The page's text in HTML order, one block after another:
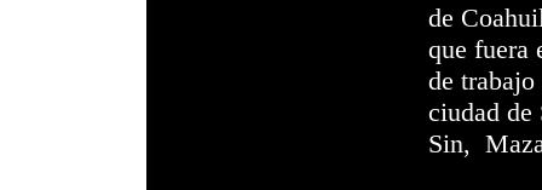
de
que fuera
de
ciudad
Sin,